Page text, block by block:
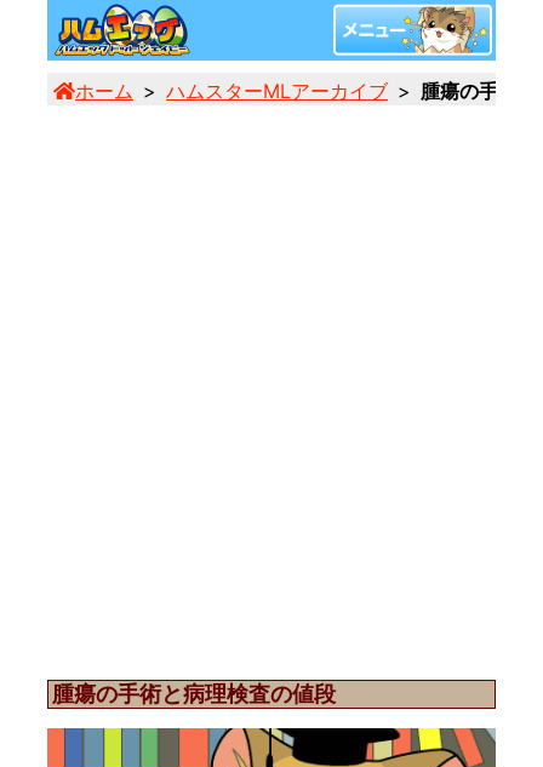
ホーム ハムスターMLアーカイブ 腫瘍の手術
腫瘍の手術と病理検査の値段